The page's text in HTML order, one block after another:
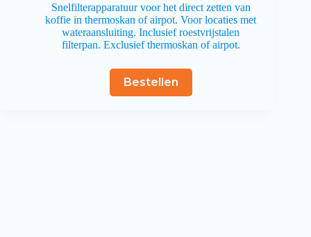
Snelfilterapparatuur voor het direct zetten van
koffie in thermoskan of airpot. Voor locaties met
wateraansluiting. Inclusief roestvrijstalen
filterpan. Exclusief thermoskan of airpot.
Bestellen